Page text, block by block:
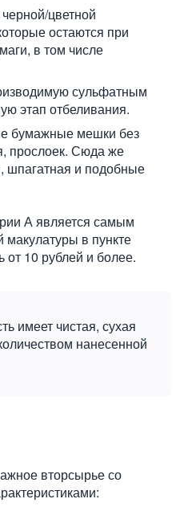
цветной
остаются при
в том числе
сульфатным
этап отбеливания.
бумажные мешки без
прослоек. Сюда же
шпагатная и подобные
А является самым
макулатуры в пункте
от 10 рублей и более.
имеет чистая, сухая
нанесенной
вторсырье со